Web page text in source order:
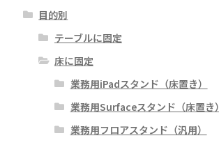
目的別
テーブルに固定
床に固定
業務用iPadスタンド（床置き）
業務用Surfaceスタンド（床置き）
業務用フロアスタンド（汎用）